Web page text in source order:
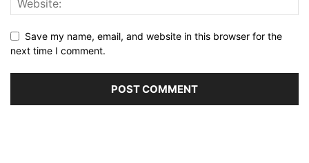
Save my name, email, and website in this browser for the
next time I comment.